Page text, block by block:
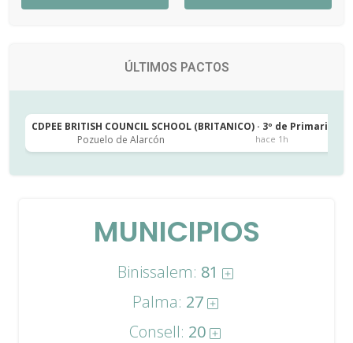
ÚLTIMOS PACTOS
CDPEE BRITISH COUNCIL SCHOOL (BRITANICO) · 3º de Primaria
Pozuelo de Alarcón
hace 1h
MUNICIPIOS
Binissalem: 81
Palma: 27
Consell: 20